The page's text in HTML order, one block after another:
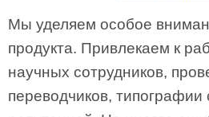
Мы уделяем особое
продукта. Привлекаем к
научных сотрудников,
переводчиков,